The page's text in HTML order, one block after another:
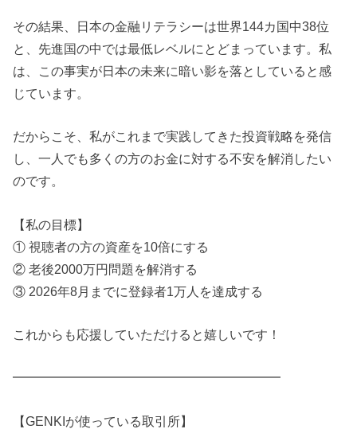
その結果、日本の金融リテラシーは世界144カ国中38位
と、先進国の中では最低レベルにとどまっています。私
は、この事実が日本の未来に暗い影を落としていると感
じています。
だからこそ、私がこれまで実践してきた投資戦略を発信
し、一人でも多くの方のお金に対する不安を解消したい
のです。
【私の目標】
① 視聴者の方の資産を10倍にする
② 老後2000万円問題を解消する
③ 2026年8月までに登録者1万人を達成する
これからも応援していただけると嬉しいです！
━━━━━━━━━━━━━━━━━━━━━
【GENKIが使っている取引所】